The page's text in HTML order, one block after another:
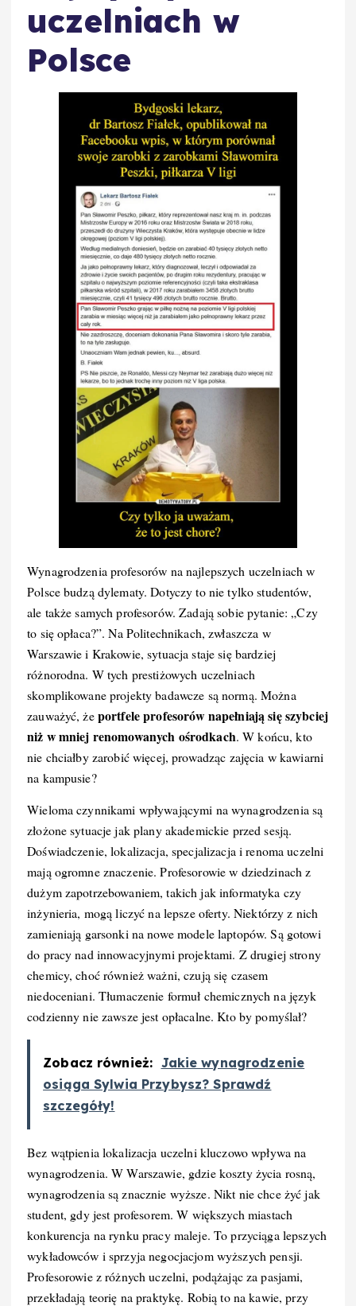
uczelniach w
Polsce
Wynagrodzenia profesorów na najlepszych uczelniach w
Polsce budzą dylematy. Dotyczy to nie tylko studentów,
ale także samych profesorów. Zadają sobie pytanie: „Czy
to się opłaca?”. Na Politechnikach, zwłaszcza w
Warszawie i Krakowie, sytuacja staje się bardziej
różnorodna. W tych prestiżowych uczelniach
skomplikowane projekty badawcze są normą. Można
zauważyć, żeportfele profesorów napełniają się szybciej
niż w mniej renomowanych ośrodkach. W końcu, kto
nie chciałby zarobić więcej, prowadząc zajęcia w kawiarni
na kampusie?
Wieloma czynnikami wpływającymi na wynagrodzenia są
złożone sytuacje jak plany akademickie przed sesją.
Doświadczenie, lokalizacja, specjalizacja i renoma uczelni
mają ogromne znaczenie. Profesorowie w dziedzinach z
dużym zapotrzebowaniem, takich jak informatyka czy
inżynieria, mogą liczyć na lepsze oferty. Niektórzy z nich
zamieniają garsonki na nowe modele laptopów. Są gotowi
do pracy nad innowacyjnymi projektami. Z drugiej strony
chemicy, choć również ważni, czują się czasem
niedoceniani. Tłumaczenie formuł chemicznych na język
codzienny nie zawsze jest opłacalne. Kto by pomyślał?
Zobacz również: Jakie wynagrodzenie
osiąga Sylwia Przybysz? Sprawdź
szczegóły!
Bez wątpienia lokalizacja uczelni kluczowo wpływa na
wynagrodzenia. W Warszawie, gdzie koszty życia rosną,
wynagrodzenia są znacznie wyższe. Nikt nie chce żyć jak
student, gdy jest profesorem. W większych miastach
konkurencja na rynku pracy maleje. To przyciąga lepszych
wykładowców i sprzyja negocjacjom wyższych pensji.
Profesorowie z różnych uczelni, podążając za pasjami,
przekładają teorię na praktykę. Robią to na kawie, przy